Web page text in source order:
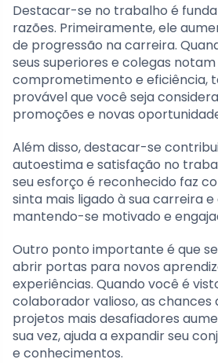
Destacar-se no trabalho é
razões. Primeiramente, ele
de progressão na carreira.
seus superiores e colegas notam
comprometimento e eficiência,
provável que você seja
promoções e novas
Além disso, destacar-se
autoestima e satisfação no
seu esforço é reconhecido faz
sinta mais ligado à sua carreira e
mantendo-se motivado e
Outro ponto importante é que
abrir portas para novos
experiências. Quando você é
colaborador valioso, as chances
projetos mais desafiadores
sua vez, ajuda a expandir seu
e conhecimentos.